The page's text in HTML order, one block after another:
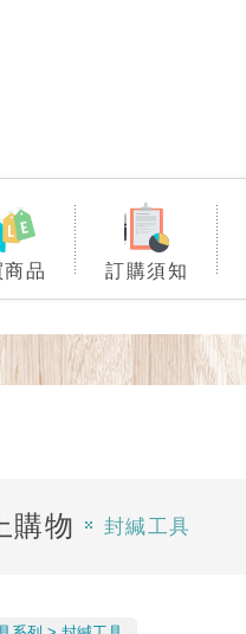
商品 訂購須知
購物 封緘工具